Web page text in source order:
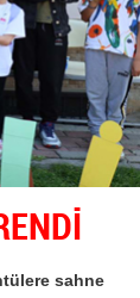
sahne